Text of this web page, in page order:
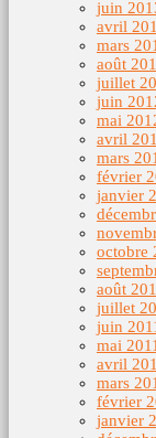
juin
avril
mars
août
juillet
juin
mai
avril
mars
février
janvier
octobre
août
juillet
juin
mai
avril
mars
février
janvier